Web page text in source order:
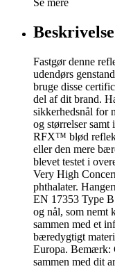
Se mere
Beskrivelse
Fastgør denne
udendørs
bruge disse
del af dit brand.
sikkerhedsnål for
og størrelser
RFX™ blød
eller den mere
blevet testet i
Very High
phthalater.
EN 17353 Type
og nål, som nemt
sammen med et
bæredygtigt
Europa. Bemærk:
sammen med dit